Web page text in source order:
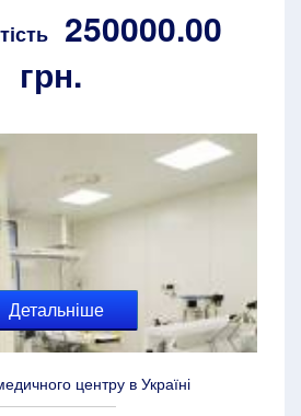
250000.00
грн.
Детальніше
центру в Україні